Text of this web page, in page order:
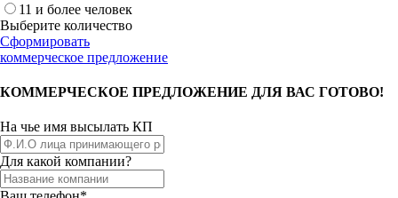
11 и более человек
Выберите количество
Сформировать
коммерческое предложение
КОММЕРЧЕСКОЕ ПРЕДЛОЖЕНИЕ ДЛЯ ВАС ГОТОВО!
На чье имя высылать КП
Для какой компании?